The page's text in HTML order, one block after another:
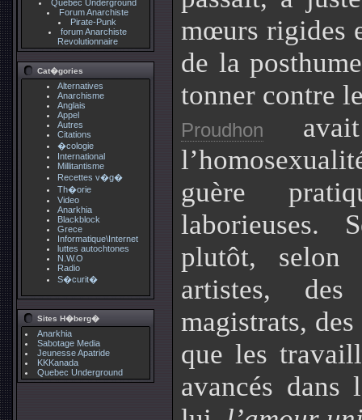
Quebec Underground
Forum Anarchiste
Pirate-Punk
forum Anarchiste
Revolutionnaire
Cat�gories
Alternatives
Anarchisme
Anglais
Appel
Autres
Citations
�cologie
International
Millitantisme
Recettes v�g�
Th�orie
Video
Anarkhia
Blackblock
Grece
Informatique\Internet
luttes autochtones
N.W.O
Radio
S�curit�
Sites H�berg�
Anarkhia
Sabotage Media
Jeunesse Apatride
KKKanada
Quebec Underground
mœurs rigides
de la
tonner contre
Proudhon
guère
laborieuses.
plutôt,
artistes,
magistrats,
que les
avancés